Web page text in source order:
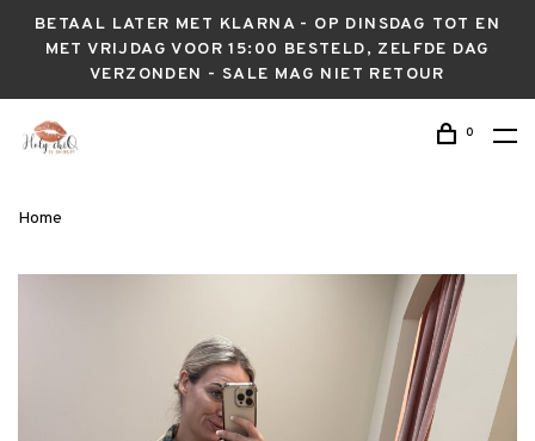
BETAAL LATER MET KLARNA - OP DINSDAG TOT EN
MET VRIJDAG VOOR 15:00 BESTELD, ZELFDE DAG
VERZONDEN - SALE MAG NIET RETOUR
0
Home